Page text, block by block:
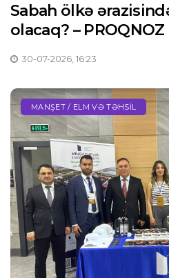
Sabah ölkə
olacaq? – PROQNOZ
30-07-2026, 16:23
MANŞET / ELM VƏ TƏHSIL